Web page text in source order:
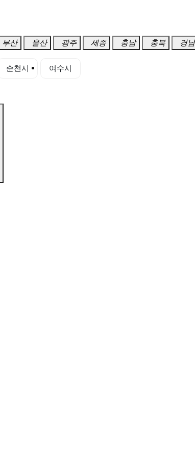
부산 울산 광주 세종 충남 충북 경남
순천시
여수시